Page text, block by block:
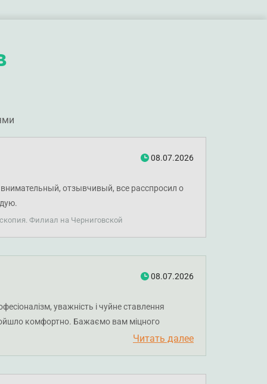
08.07.2026
отзывчивый, все расспросил о
Филиал на Черниговской
08.07.2026
уважність і чуйне ставлення
комфортно. Бажаємо вам міцного
Читать далее